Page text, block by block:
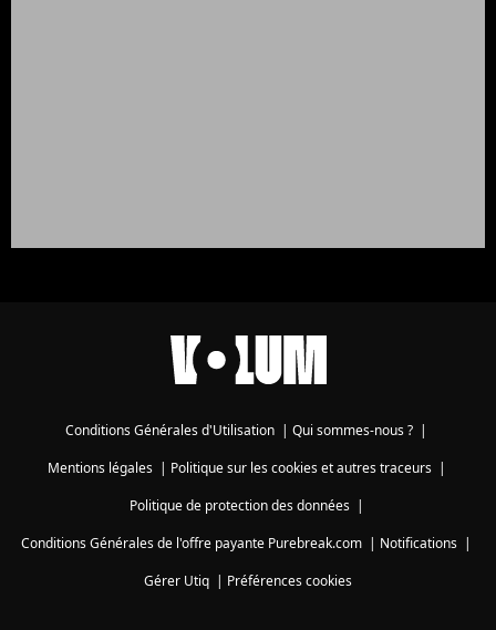
Conditions Générales d'Utilisation Qui sommes-nous ?
Mentions légales| Politique sur les cookies et autres traceurs|
Politique de protection des données|
Conditions Générales de l'offre payante Purebreak.com
Notifications
Gérer Utiq
Préférences cookies